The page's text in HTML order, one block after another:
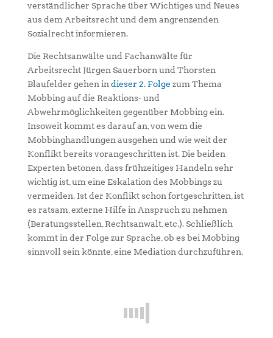
verständlicher Sprache über Wichtiges und Neues
aus dem Arbeitsrecht und dem angrenzenden
Sozialrecht informieren.
Die Rechtsanwälte und Fachanwälte für
Arbeitsrecht Jürgen Sauerborn und Thorsten
Blaufelder gehen indieser 2. Folge zum Thema
Mobbing auf die Reaktions- und
Abwehrmöglichkeiten gegenüber Mobbing ein.
Insoweit kommt es darauf an, von wem die
Mobbinghandlungen ausgehen und wie weit der
Konflikt bereits vorangeschritten ist. Die beiden
Experten betonen, dass frühzeitiges Handeln sehr
wichtig ist, um eine Eskalation des Mobbings zu
vermeiden. Ist der Konflikt schon fortgeschritten, ist
es ratsam, externe Hilfe in Anspruch zu nehmen
(Beratungsstellen, Rechtsanwalt, etc.). Schließlich
kommt in der Folge zur Sprache, ob es bei Mobbing
sinnvoll sein könnte, eine Mediation durchzuführen.